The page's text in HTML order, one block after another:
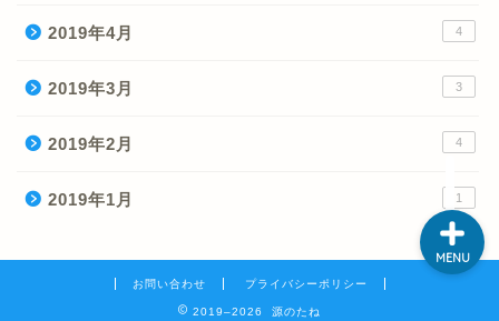
2019年4月 4
2019年3月 3
2019年2月 4
2019年1月 1
お問い合わせ プライバシーポリシー
2019–2026 源のたね
MENU